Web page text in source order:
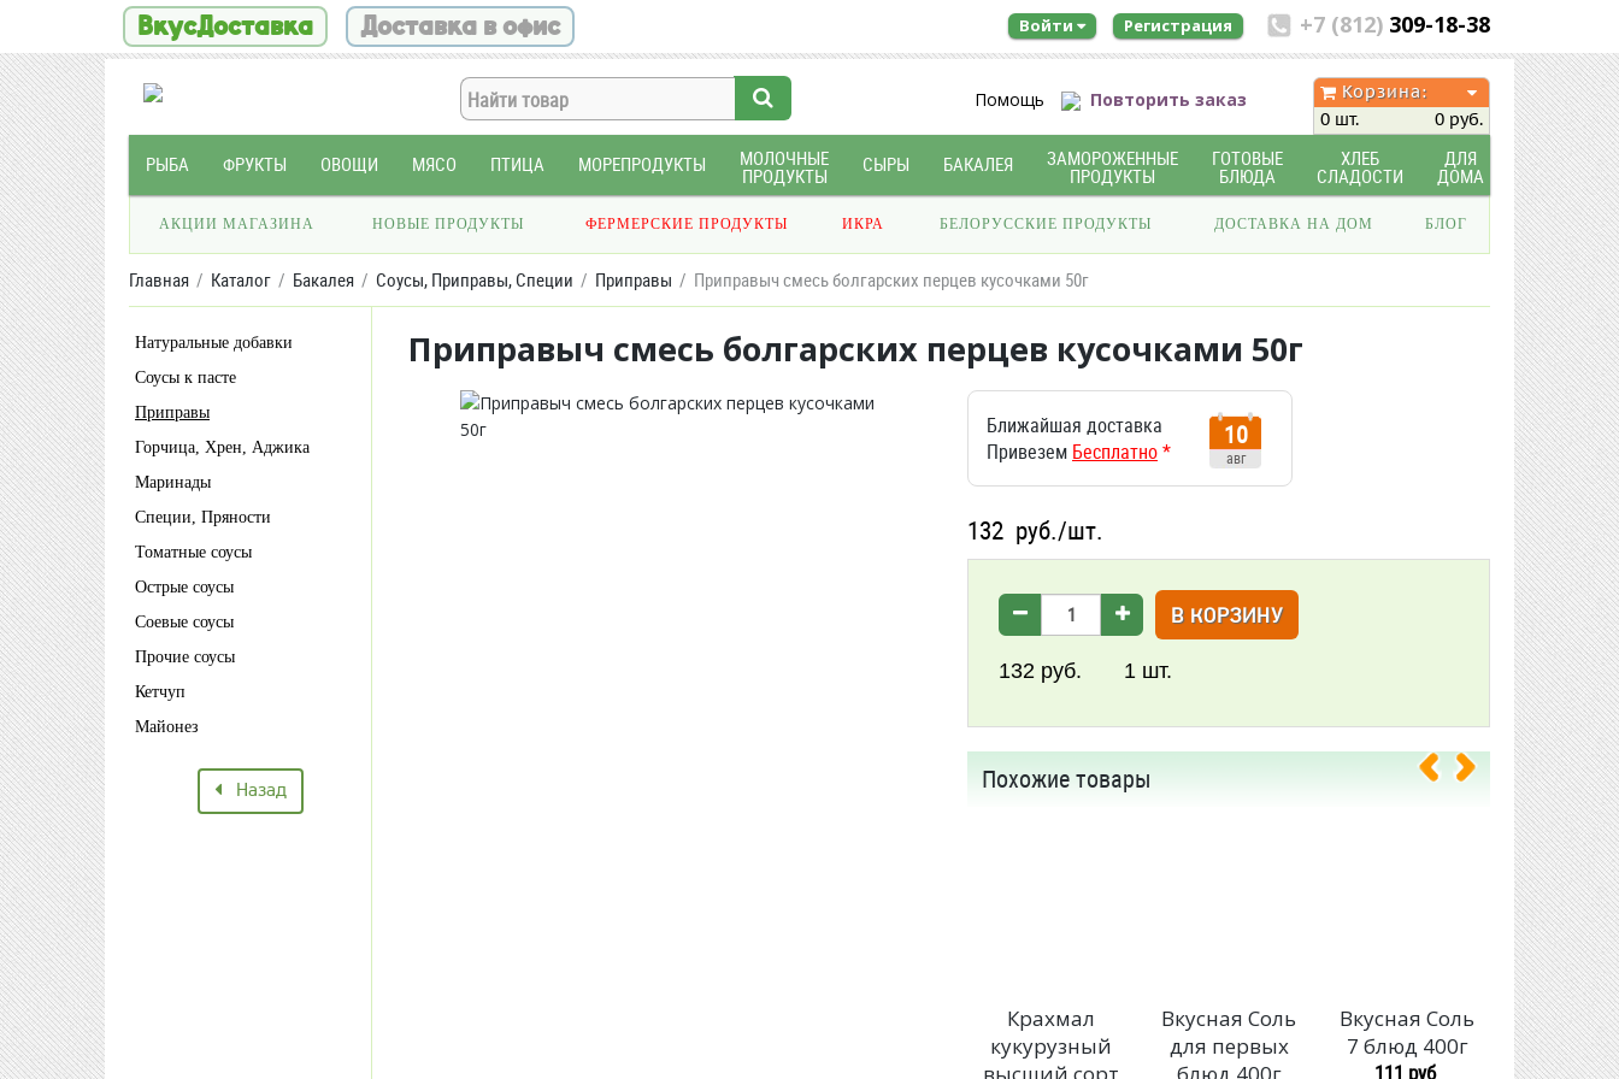
ВкусДоставка Доставка в офис +7 (812) 309-18-38
Войти Регистрация
Помощь Повторить заказ
Корзина:
0 шт.
0 руб.
РЫБА ФРУКТЫ ОВОЩИ МЯСО ПТИЦА МОРЕПРОДУКТЫ МОЛОЧНЫЕ
ПРОДУКТЫ
СЫРЫ БАКАЛЕЯ ЗАМОРОЖЕННЫЕ
ПРОДУКТЫ
ГОТОВЫЕ
БЛЮДА
ХЛЕБ
СЛАДОСТИ
ДЛЯ
ДОМА
АКЦИИ МАГАЗИНА НОВЫЕ ПРОДУКТЫ ФЕРМЕРСКИЕ ПРОДУКТЫ ИКРА БЕЛОРУССКИЕ ПРОДУКТЫ ДОСТАВКА НА ДОМ БЛОГ
Главная Каталог Бакалея Соусы, Приправы, Специи Приправы Приправыч смесь болгарских перцев кусочками 50г
Натуральные добавки
Соусы к пасте
Приправы
Горчица, Хрен, Аджика
Маринады
Специи, Пряности
Томатные соусы
Острые соусы
Соевые соусы
Прочие соусы
Кетчуп
Майонез
Назад
Приправыч смесь болгарских перцев кусочками 50г
Ближайшая доставка
Привезем Бесплатно*
10
авг
132 руб./шт.
В КОРЗИНУ
132 руб. 1 шт.
Похожие товары
Крахмал
кукурузный
Вкусная Соль
для первых
Вкусная Соль
7 блюд 400г
111 руб
Вкусная